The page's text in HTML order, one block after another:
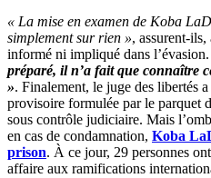
« La mise en examen de Koba
simplement sur rien », assurent-
informé ni impliqué dans l’évasion.
préparé, il n’a fait que connaître
». Finalement, le juge des libertés
provisoire formulée par le parquet
sous contrôle judiciaire. Mais
en cas de condamnation, Koba
prison. À ce jour, 29 personnes
affaire aux ramifications